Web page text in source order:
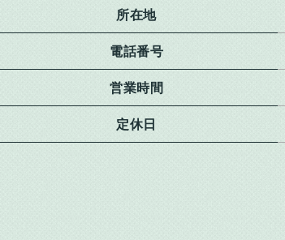
所在地
電話番号
営業時間
定休日